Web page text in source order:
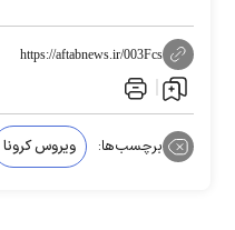
https://aftabnews.ir/003Fcs
برچسب‌ها: ویروس کرونا